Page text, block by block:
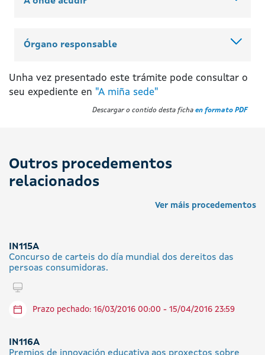
Órgano responsable
Unha vez presentado este trámite pode consultar o
seu expediente en "A miña sede"
Descargar o contido desta ficha en formato PDF
Outros procedementos
relacionados
Ver máis procedementos
IN115A
Concurso de carteis do día mundial dos dereitos das
persoas consumidoras.
Tramitar en liña
Prazo pechado: 16/03/2016 00:00 - 15/04/2016 23:59
IN116A